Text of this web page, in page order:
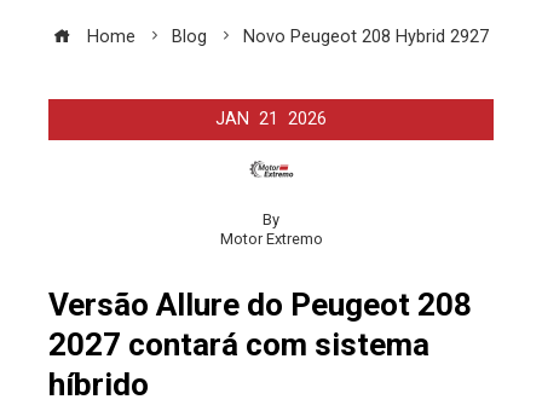
Home Blog Novo Peugeot 208 Hybrid 2927
JAN 21 2026
By
Motor Extremo
Versão Allure do Peugeot 208
2027 contará com sistema
híbrido